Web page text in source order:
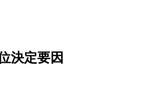
決定要因